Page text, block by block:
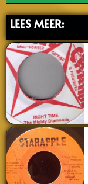
LEES MEER: